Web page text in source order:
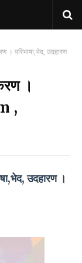
। परिभाषा,भेद, उदहारण
।
,
उदहारण ।